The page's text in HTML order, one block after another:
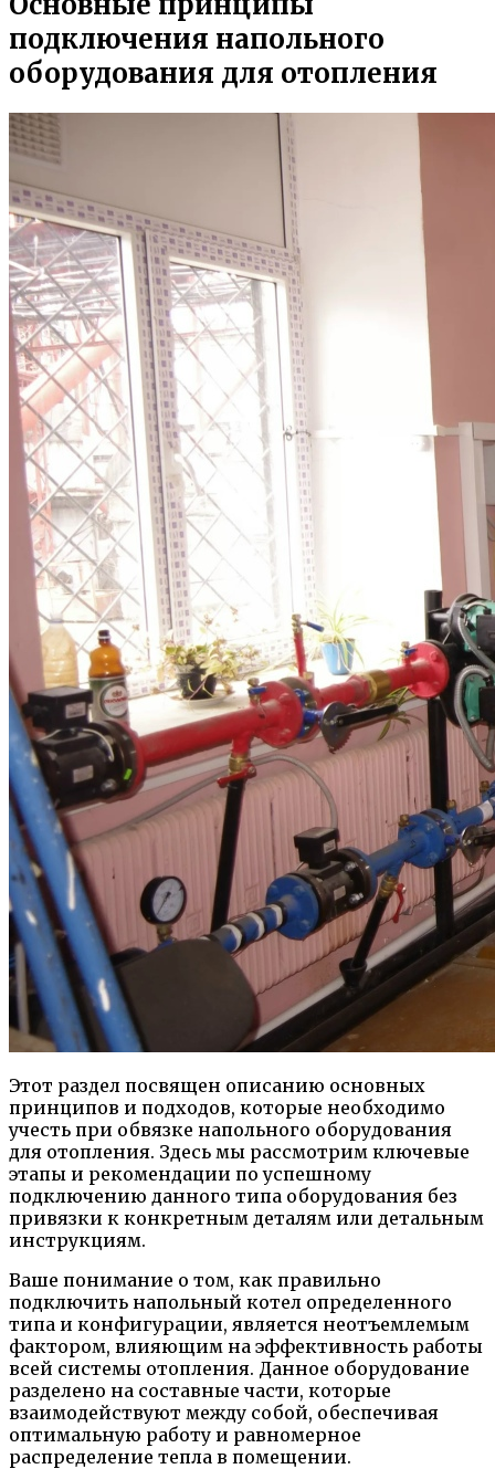
подключения напольного
оборудования для отопления
Этот раздел посвящен описанию основных
принципов и подходов, которые необходимо
учесть при обвязке напольного оборудования
для отопления. Здесь мы рассмотрим ключевые
этапы и рекомендации по успешному
подключению данного типа оборудования без
привязки к конкретным деталям или детальным
инструкциям.
Ваше понимание о том, как правильно
подключить напольный котел определенного
типа и конфигурации, является неотъемлемым
фактором, влияющим на эффективность работы
всей системы отопления. Данное оборудование
разделено на составные части, которые
взаимодействуют между собой, обеспечивая
оптимальную работу и равномерное
распределение тепла в помещении.